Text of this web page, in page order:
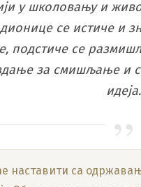
у школовању и
се истиче и
подстиче се
за смишљање и
идеја.
наставити са